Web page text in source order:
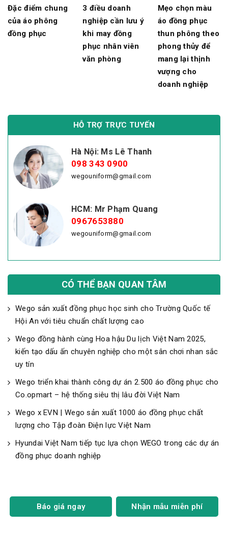
Đặc điểm chung
của áo phông
đồng phục
3 điều doanh
nghiệp cần lưu ý
khi may đồng
phục nhân viên
văn phòng
Mẹo chọn màu
áo đồng phục
thun phông theo
phong thủy để
mang lại thịnh
vượng cho
doanh nghiệp
HỖ TRỢ TRỰC TUYẾN
Hà Nội: Ms Lê Thanh
098 343 0900
wegouniform@gmail.com
HCM: Mr Phạm Quang
0967653880
wegouniform@gmail.com
CÓ THỂ BẠN QUAN TÂM
Wego sản xuất đồng phục học sinh cho Trường Quốc tế
Hội An với tiêu chuẩn chất lượng cao
Wego đồng hành cùng Hoa hậu Du lịch Việt Nam 2025,
kiến tạo dấu ấn chuyên nghiệp cho một sân chơi nhan sắc
uy tín
Wego triển khai thành công dự án 2.500 áo đồng phục cho
Co.opmart – hệ thống siêu thị lâu đời Việt Nam
Wego x EVN | Wego sản xuất 1000 áo đồng phục chất
lượng cho Tập đoàn Điện lực Việt Nam
Hyundai Việt Nam tiếp tục lựa chọn WEGO trong các dự án
đồng phục doanh nghiệp
Báo giá ngay Nhận mẫu miễn phí